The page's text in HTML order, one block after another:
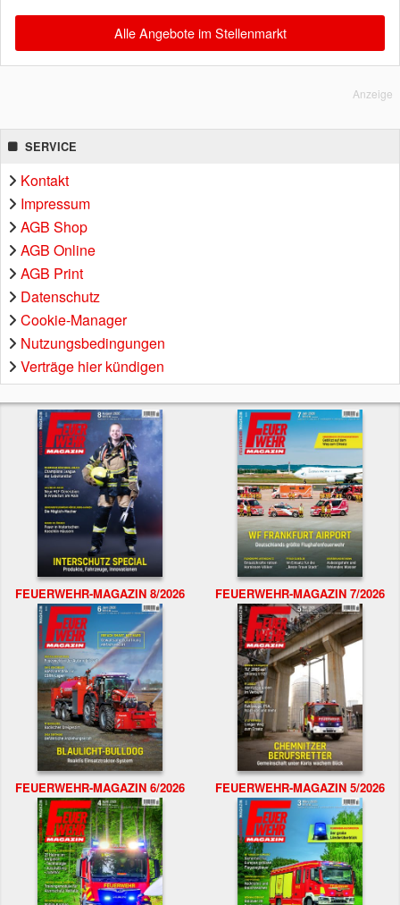
Alle Angebote im Stellenmarkt
Anzeige
SERVICE
Kontakt
Impressum
AGB Shop
AGB Online
AGB Print
Datenschutz
Cookie-Manager
Nutzungsbedingungen
Verträge hier kündigen
FEUERWEHR-MAGAZIN 8/2026 FEUERWEHR-MAGAZIN 7/2026
FEUERWEHR-MAGAZIN 6/2026 FEUERWEHR-MAGAZIN 5/2026